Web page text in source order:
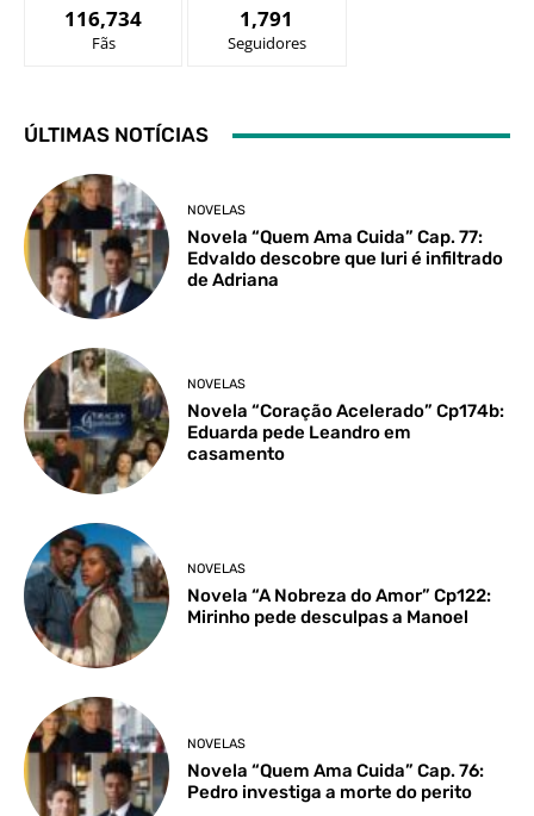
116,734
Fãs
1,791
Seguidores
ÚLTIMAS NOTÍCIAS
NOVELAS
Novela “Quem Ama Cuida” Cap. 77:
Edvaldo descobre que Iuri é infiltrado
de Adriana
NOVELAS
Novela “Coração Acelerado” Cp174b:
Eduarda pede Leandro em
casamento
NOVELAS
Novela “A Nobreza do Amor” Cp122:
Mirinho pede desculpas a Manoel
NOVELAS
Novela “Quem Ama Cuida” Cap. 76:
Pedro investiga a morte do perito